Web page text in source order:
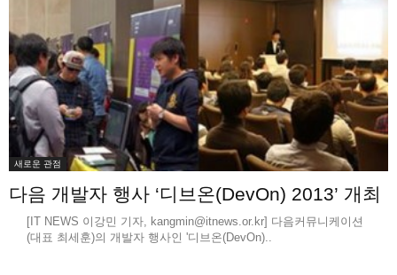
새로운 관점
다음 개발자 행사 ‘디브온(DevOn) 2013’ 개최
[IT NEWS 이강민 기자, kangmin@itnews.or.kr] 다음커뮤니케이션
(대표 최세훈)의 개발자 행사인 '디브온(DevOn)..